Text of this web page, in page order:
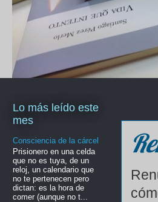
Lo más leído este
mes
Consciencia de la cárcel
Prisionero en una celda
que no es tuya, de un
reloj, un calendario que
no te pertenecen pero
dictan: es la hora de
comer (aunque no t...